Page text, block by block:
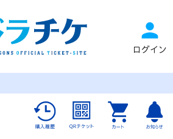
person
ログイン